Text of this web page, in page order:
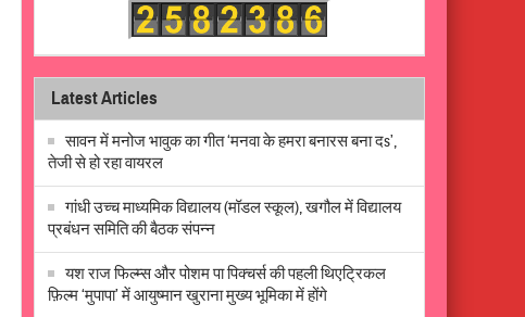
Latest Articles
सावन में मनोज भावुक का गीत ‘मनवा के हमरा बनारस बना दs’,
तेजी से हो रहा वायरल
गांधी उच्च माध्यमिक विद्यालय (मॉडल स्कूल), खगौल में विद्यालय
प्रबंधन समिति की बैठक संपन्न
यश राज फिल्म्स और पोशम पा पिक्चर्स की पहली थिएट्रिकल
फ़िल्म ‘मुपापा’ में आयुष्मान खुराना मुख्य भूमिका में होंगे